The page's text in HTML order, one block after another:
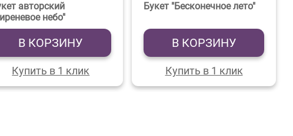
авторский
небо"
В КОРЗИНУ
Купить в 1 клик
Букет "Бесконечное лето"
В КОРЗИНУ
Купить в 1 клик